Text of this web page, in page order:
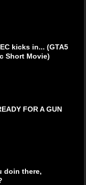
kicks in... (GTA5
Short Movie)
FOR A GUN
doin there,